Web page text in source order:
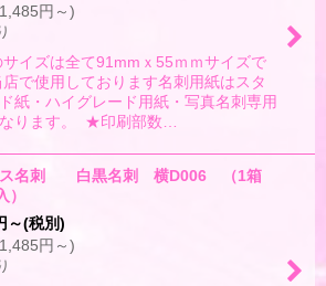
1,485円 ～)
イズは全て91mmｘ55ｍｍサイズで
で使用しております名刺用紙はスタ
紙・ハイグレード用紙・写真名刺専用
ります。 ★印刷部数…
ス名刺 白黒名刺 横D006 （1箱
）
～(税別)
1,485円 ～)